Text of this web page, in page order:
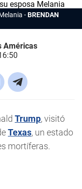
BRENDAN
Américas
Trump, visitó
Texas, un estado
mortíferas.